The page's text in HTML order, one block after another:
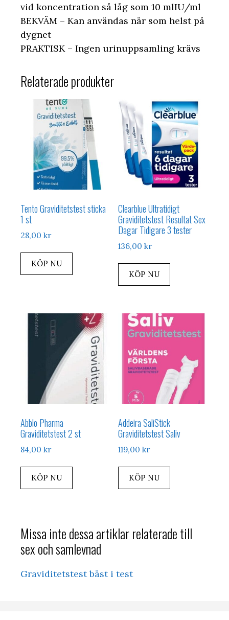
vid koncentration så låg som 10 mlIU/ml
BEKVÄM – Kan användas när som helst på
dygnet
PRAKTISK – Ingen urinuppsamling krävs
Relaterade produkter
Tento Graviditetstest sticka
1 st
28,00 kr
KÖP NU
Clearblue Ultratidigt
Graviditetstest Resultat Sex
Dagar Tidigare 3 tester
136,00kr
KÖP NU
Abblo Pharma
Graviditetstest 2 st
84,00 kr
KÖP NU
Addeira SaliStick
Graviditetstest Saliv
119,00kr
KÖP NU
Missa inte dessa artiklar relaterade till
sex och samlevnad
Graviditetstest bäst i test